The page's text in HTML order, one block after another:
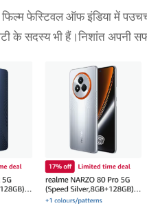
फेस्टिवल ऑफ इंडिया में
के सदस्य भी हैं।निशांत अपनी